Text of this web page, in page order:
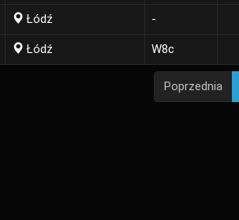
Łódź -
Łódź W8c
Poprzednia